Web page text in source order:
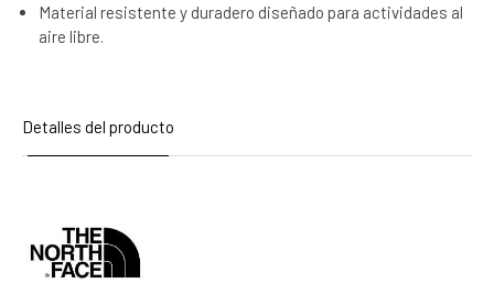
Material resistente y duradero diseñado para actividades al
aire libre.
Detalles del producto